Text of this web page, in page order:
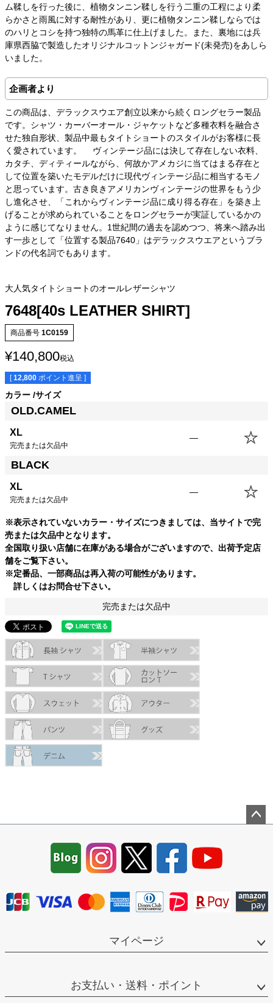
ム鞣しを行った後に、植物タンニン鞣しを行う二重の工程により柔
らかさと雨風に対する耐性があり、更に植物タンニン鞣しならでは
のハリとコシを持つ独特の馬革に仕上げました。また、裏地には兵
庫県西脇で製造したオリジナルコットンジャガード(未発売)をあしら
いました。
企画者より
この商品は、デラックスウエア創立以来から続くロングセラー製品
です。シャツ・カーバーオール・ジャケットなど多種衣料を融合さ
せた独自形状、製品中最もタイトショートのスタイルがお客様に長
く愛されています。 ヴィンテージ品には決して存在しない衣料、
カタチ、ディティールながら、何故かアメカジに当てはまる存在と
して位置を築いたモデルだけに現代ヴィンテージ品に相当するモノ
と思っています。古き良きアメリカンヴィンテージの世界をもう少
し進化させ、「これからヴィンテージ品に成り得る存在」を築き上
げることが求められていることをロングセラーが実証しているかの
ように感じてなりません。1世紀間の過去を認めつつ、将来へ踏み出
す一歩として「位置する製品7640」はデラックスウエアというブラ
ンドの代名詞でもあります。
XS
61.0cm
S
M
68.5cm52.5cm
XL
73.5cm 57.5cm 87.5cm
--cm
USM 73.5cm60.0cm87.5cm --cm
USL
76.0cm
大人気タイトショートのオールレザーシャツ
7648[40s LEATHER SHIRT]
商品番号 1C0159
¥140,800税込
[ 12,800 ポイント進呈 ]
カラー サイズ
OLD.CAMEL
XL
完売または欠品中
—
BLACK
XL
完売または欠品中
—
※表示されていないカラー・サイズにつきましては、当サイトで完
売または欠品中となります。
全国取り扱い店舗に在庫がある場合がございますので、出荷予定店
舗をご覧下さい。
※定番品、一部商品は再入荷の可能性があります。
詳しくはお問合せ下さい。
完売または欠品中
マイページ
お支払い・送料・ポイント